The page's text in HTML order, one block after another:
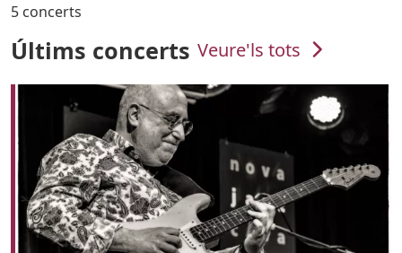
5 concerts
Últims concerts Veure'ls tots